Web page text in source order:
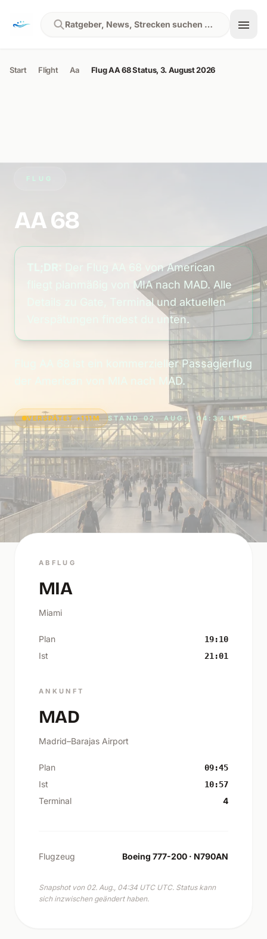
Ratgeber, News, Strecken suchen …
Start Flight Aa Flug AA 68 Status, 3. August 2026
FLUG
AA 68
Der Flug AA 68 von American
fliegt planmäßig von MIA nach MAD. Alle
Details zu Gate, Terminal und aktuellen
Verspätungen findest du unten.
Flug AA 68 ist ein kommerzieller Passagierflug
der American von MIA nach MAD.
VERSPÄTET +111M STAND 02. AUG., 04:34 UTC
ABFLUG
MIA
Miami
Plan 19:10
Ist 21:01
ANKUNFT
MAD
Madrid–Barajas Airport
Plan 09:45
Ist 10:57
Terminal 4
Flugzeug Boeing 777-200 · N790AN
Snapshot von 02. Aug., 04:34 UTC UTC. Status kann
sich inzwischen geändert haben.